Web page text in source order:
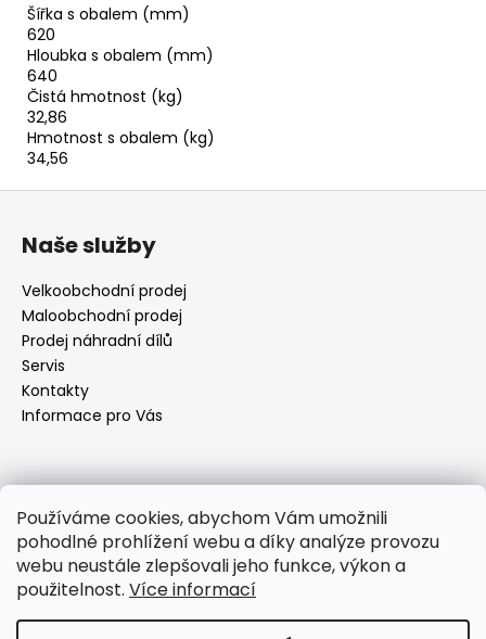
Používáme cookies, abychom Vám umožnili
pohodlné prohlížení webu a díky analýze provozu
webu neustále zlepšovali jeho funkce, výkon a
použitelnost. Více informací
Šířka s obalem (mm)
620
Hloubka s obalem (mm)
640
Čistá hmotnost (kg)
32,86
Hmotnost s obalem (kg)
34,56
Naše služby
Velkoobchodní prodej
Maloobchodní prodej
Prodej náhradní dílů
Servis
Kontakty
Informace pro Vás
objednavky@elektrorezny.cz
602 155 983
https://www.facebook.com/jirireznyelektroservis
reznyelektro